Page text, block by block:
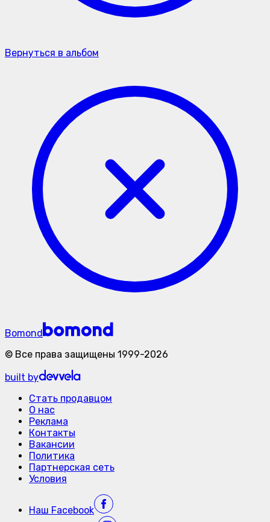
Вернуться в альбом
Bomond
© Все права защищены 1999-2026
built by
Стать продавцом
О нас
Реклама
Контакты
Вакансии
Политика
Партнерская сеть
Условия
Наш Facebook